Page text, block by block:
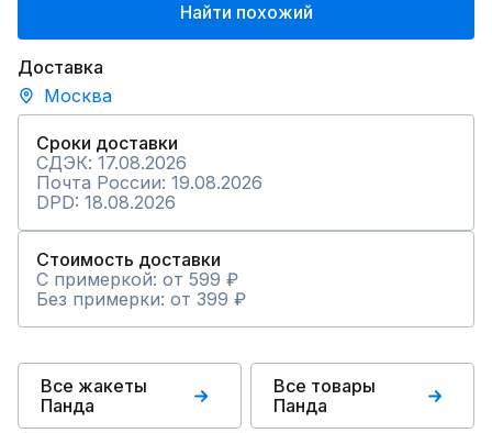
Найти похожий
Доставка
Москва
Сроки доставки
СДЭК: 17.08.2026
Почта России: 19.08.2026
DPD: 18.08.2026
Стоимость доставки
С примеркой: от 599 ₽
Без примерки: от 399 ₽
Все жакеты
Панда
Все товары
Панда